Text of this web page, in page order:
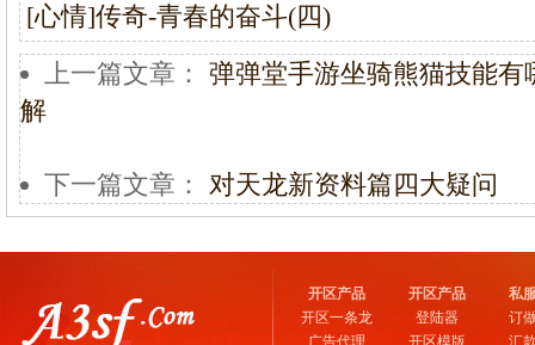
[心情]传奇-青春的奋斗(四)
上一篇文章： 弹弹堂手游坐骑熊猫技能
解
下一篇文章： 对天龙新资料篇四大疑问
开区产品
开区一条龙
广告代理
开区产品
登陆器
开区模版
私
订
汇